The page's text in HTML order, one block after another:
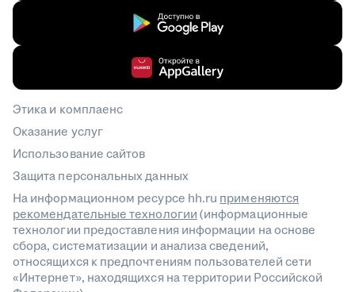
Этика и комплаенс
Оказание услуг
Использование сайтов
Защита персональных данных
На информационном ресурсе hh.ru применяются
рекомендательные технологии(информационные
технологии предоставления информации на основе
сбора, систематизации и анализа сведений,
относящихся к предпочтениям пользователей сети
«Интернет», находящихся на территории Российской